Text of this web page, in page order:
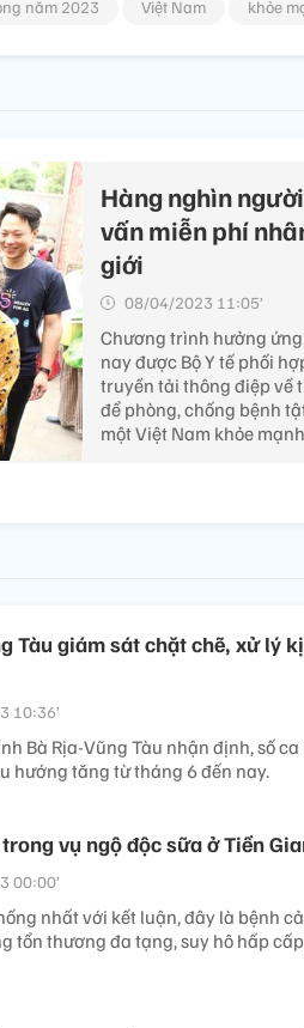
năm 2023 Việt Nam khỏe
Hàng nghìn
vấn miễn phí
giới
08/04/2023 11:05’
Chương trình hưởng
nay được Bộ Y tế phối
truyền tải thông điệp về
để phòng, chống bệnh
một Việt Nam khỏe
Tàu giám sát chặt chẽ, xử lý
10:36’
Bà Rịa-Vũng Tàu nhận định, số
hướng tăng từ tháng 6 đến nay.
vụ ngộ độc sữa ở Tiền
00:00’
nhất với kết luận, đây là bệnh
tổn thương đa tạng, suy hô hấp